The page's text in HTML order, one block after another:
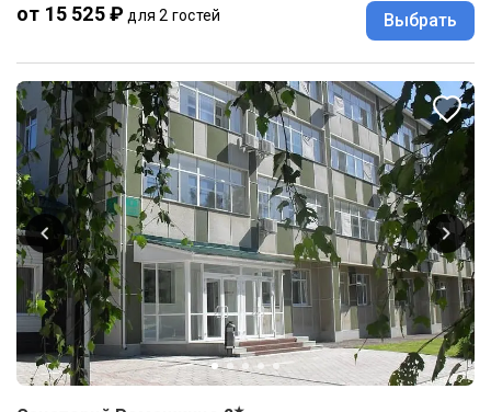
от 15 525 ₽ для 2 гостей Выбрать